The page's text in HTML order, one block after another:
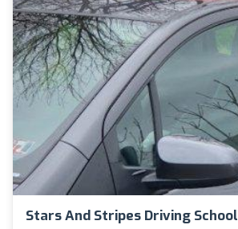
Stars And Stripes Driving School